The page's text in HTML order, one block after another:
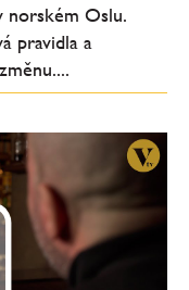
norském Oslu.
pravidla a